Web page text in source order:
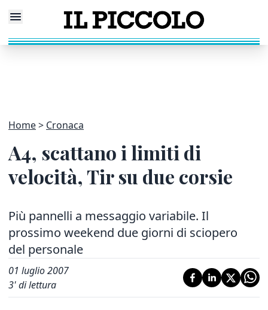
Home Cronaca
A4, scattano i limiti di
velocità, Tir su due corsie
Più pannelli a messaggio variabile. Il
prossimo weekend due giorni di sciopero
del personale
01 luglio 2007
3' di lettura